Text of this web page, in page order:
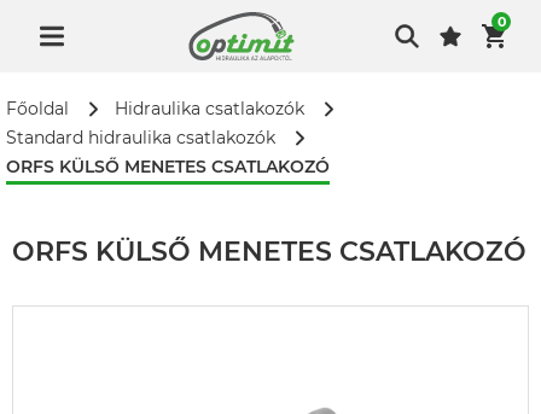
0
Főoldal
Hidraulika csatlakozók
Standard hidraulika csatlakozók
ORFS KÜLSŐ MENETES CSATLAKOZÓ
ORFS KÜLSŐ MENETES CSATLAKOZÓ